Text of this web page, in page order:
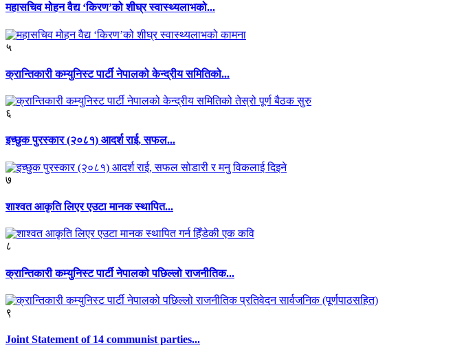
महासचिव मोहन वैद्य ‘किरण’को शीघ्र स्वास्थ्यलाभको...
५
क्रान्तिकारी कम्युनिस्ट पार्टी नेपालको केन्द्रीय समितिको...
६
इच्छुक पुरस्कार (२०८१) आदर्श राई, सफल...
७
शाश्वत आकृति लिएर एउटा मानक स्थापित...
८
क्रान्तिकारी कम्युनिस्ट पार्टी नेपालको पछिल्लो राजनीतिक...
९
Joint Statement of 14 communist parties...